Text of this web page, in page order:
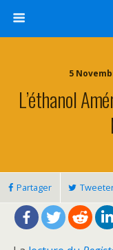
5
L’éthanol
Partager